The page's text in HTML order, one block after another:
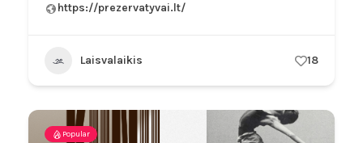
https://prezervatyvai.lt/
Laisvalaikis 18
Popular